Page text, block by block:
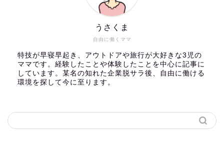
自由に働くママ
うさくま
特技が早寝早起き、アウトドアや旅行が大好きな3児の
ママです。経験したことや体験したことを中心に記事に
しています。某名の知れた企業脱サラ後、自由に働ける
環境を探して今に至ります。